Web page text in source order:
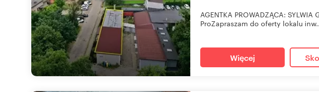
AGENTKA PROWADZĄCA: SYLWIA
ProZapraszam do oferty lokalu
Więcej